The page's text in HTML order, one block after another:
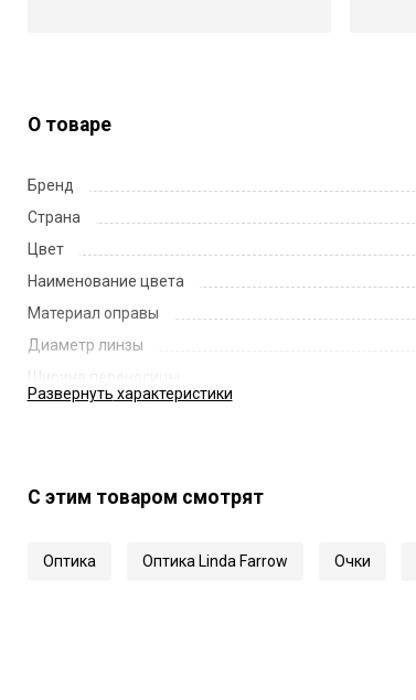
О товаре
Бренд
Страна
Цвет
Наименование цвета
Материал оправы
Диаметр линзы
Ширина переносицы
Развернуть характеристики
С этим товаром смотрят
Оптика Оптика Linda Farrow Очки